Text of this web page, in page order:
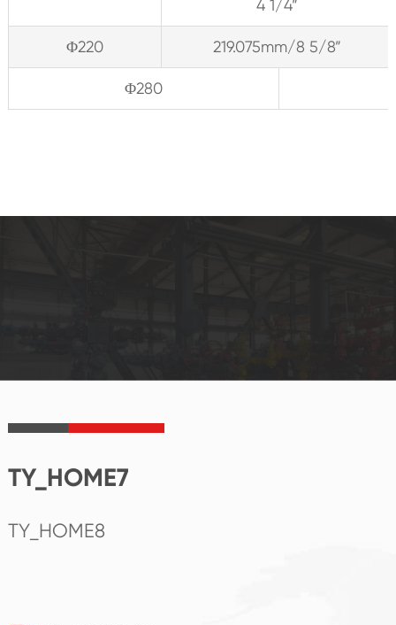
4 1/4”
Φ220 219.075mm/8 5/8”
Φ280
TY_HOME7
TY_HOME8